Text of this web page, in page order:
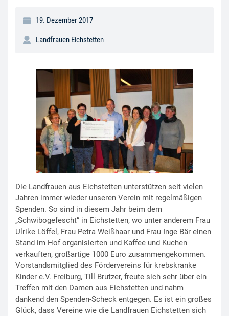
19. Dezember 2017
Landfrauen Eichstetten
Die Landfrauen aus Eichstetten unterstützen seit vielen
Jahren immer wieder unseren Verein mit regelmäßigen
Spenden. So sind in diesem Jahr beim dem
„Schwibogefescht“ in Eichstetten, wo unter anderem Frau
Ulrike Löffel, Frau Petra Weißhaar und Frau Inge Bär einen
Stand im Hof organisierten und Kaffee und Kuchen
verkauften, großartige 1000 Euro zusammengekommen.
Vorstandsmitglied des Fördervereins für krebskranke
Kinder e.V. Freiburg, Till Brutzer, freute sich sehr über ein
Treffen mit den Damen aus Eichstetten und nahm
dankend den Spenden-Scheck entgegen. Es ist ein großes
Glück, dass Vereine wie die Landfrauen Eichstetten sich